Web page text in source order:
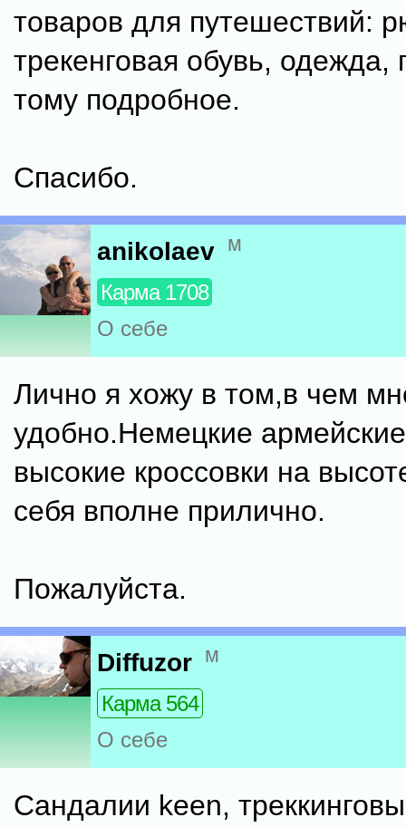
товаров для путешествий:
трекенговая обувь, одежда,
тому подробное.
Спасибо.
anikolaev м
Карма 1708
О себе
Лично я хожу в том,в чем
удобно.Немецкие
высокие кроссовки на
себя вполне прилично.
Пожалуйста.
Diffuzor м
Карма 564
О себе
Сандалии keen,